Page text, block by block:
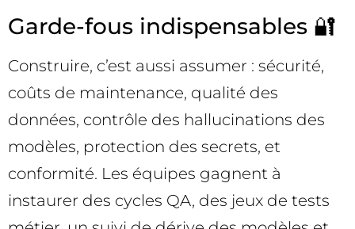
Garde-fous indispensables 🔐
Construire, c’est aussi assumer : sécurité,
coûts de maintenance, qualité des
données, contrôle des hallucinations des
modèles, protection des secrets, et
conformité. Les équipes gagnent à
instaurer des cycles QA, des jeux de tests